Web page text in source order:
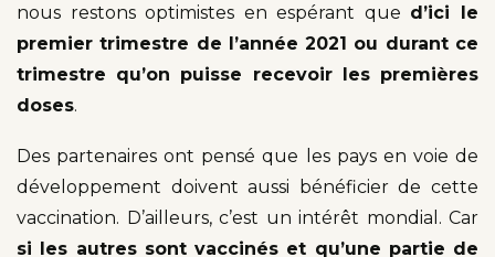
nous restons optimistes en espérant que d’ici le
premier trimestre de l’année 2021 ou durant ce
trimestre qu’on puisse recevoir les premières
doses.
Des partenaires ont pensé que les pays en voie de
développement doivent aussi bénéficier de cette
vaccination. D’ailleurs, c’est un intérêt mondial. Car
si les autres sont vaccinés et qu’une partie de